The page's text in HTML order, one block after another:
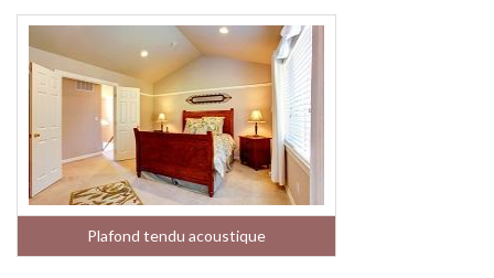
Plafond tendu acoustique